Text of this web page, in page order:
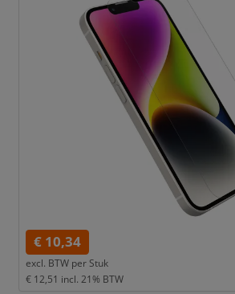
€ 10,34
excl. BTW per Stuk
€ 12,51 incl. 21% BTW